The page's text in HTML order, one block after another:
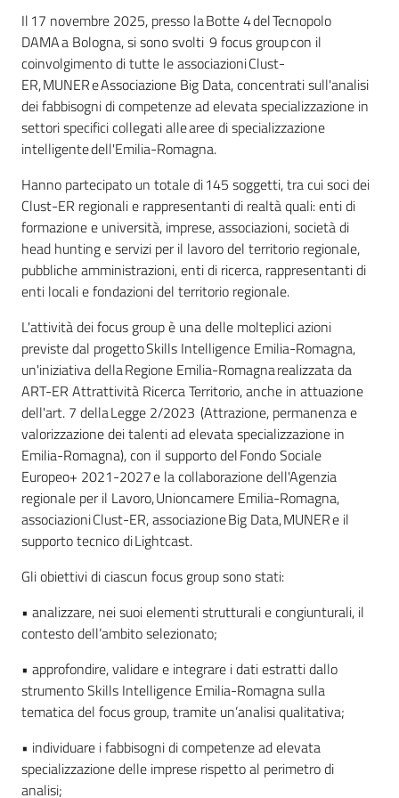
Novità
Servizi
Leggi Atti Bandi
Argomenti
Il 17 novembre 2025, presso la Botte 4 del Tecnopolo
DAMA a Bologna, si sono svolti 9 focus group con il
coinvolgimento di tutte le associazioni Clust-
ER, MUNER e Associazione Big Data, concentrati sull'analisi
dei fabbisogni di competenze ad elevata specializzazione in
settori specifici collegati alle aree di specializzazione
intelligente dell'Emilia-Romagna.
Hanno partecipato un totale di 145 soggetti, tra cui soci dei
Clust-ER regionali e rappresentanti di realtà quali: enti di
formazione e università, imprese, associazioni, società di
head hunting e servizi per il lavoro del territorio regionale,
pubbliche amministrazioni, enti di ricerca, rappresentanti di
enti locali e fondazioni del territorio regionale.
L'attività dei focus group è una delle molteplici azioni
previste dal progetto Skills Intelligence Emilia-Romagna,
un'iniziativa della Regione Emilia-Romagna realizzata da
ART-ER Attrattività Ricerca Territorio, anche in attuazione
dell'art. 7 della Legge 2/2023 (Attrazione, permanenza e
valorizzazione dei talenti ad elevata specializzazione in
Emilia-Romagna), con il supporto del Fondo Sociale
Europeo+ 2021-2027 e la collaborazione dell'Agenzia
regionale per il Lavoro, Unioncamere Emilia-Romagna,
associazioni Clust-ER, associazione Big Data, MUNER e il
supporto tecnico di Lightcast.
Gli obiettivi di ciascun focus group sono stati:
• analizzare, nei suoi elementi strutturali e congiunturali, il
contesto dell’ambito selezionato;
• approfondire, validare e integrare i dati estratti dallo
strumento Skills Intelligence Emilia-Romagna sulla
tematica del focus group, tramite un’analisi qualitativa;
• individuare i fabbisogni di competenze ad elevata
specializzazione delle imprese rispetto al perimetro di
analisi;